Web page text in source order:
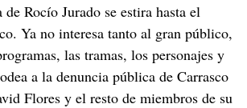
Rocío Jurado se estira hasta el
Ya no interesa tanto al gran público,
las tramas, los personajes y
a la denuncia pública de Carrasco
Flores y el resto de miembros de su